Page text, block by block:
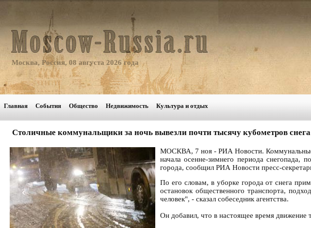
Москва, Россия, 08 августа 2026 года
Главная События Общество Недвижимость Культура и отдых
Столичные коммунальщики за ночь вывезли почти тысячу кубометров снега
МОСКВА, 7 ноя - РИА Новости. Коммунальные
начала осенне-зимнего периода
города, сообщил РИА Новости пресс-
По его словам, в уборке города от снега
остановок общественного транспорта,
человек", - сказал собеседник агентства.
Он добавил, что в настоящее время движение